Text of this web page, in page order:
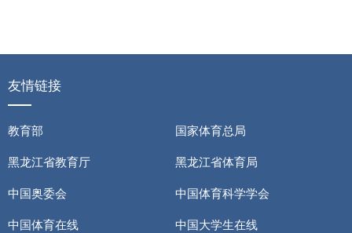
友情链接
教育部
国家体育总局
黑龙江省教育厅
黑龙江省体育局
中国奥委会
中国体育科学学会
中国体育在线
中国大学生在线